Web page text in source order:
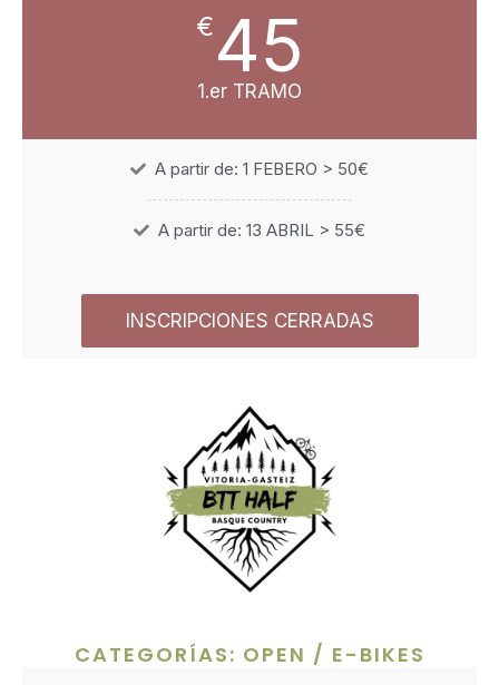
€45
1.er TRAMO
A partir de: 1 FEBERO > 50€
A partir de: 13 ABRIL > 55€
INSCRIPCIONES CERRADAS
CATEGORÍAS: OPEN / E-BIKES